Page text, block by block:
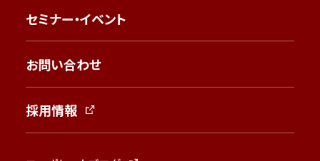
セミナー・イベント
お問い合わせ
採用情報